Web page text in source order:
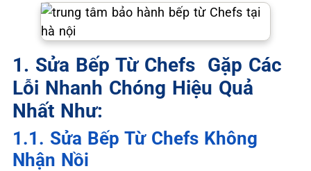
1. Sửa Bếp Từ Chefs Gặp Các
Lỗi Nhanh Chóng Hiệu Quả
Nhất Như:
1.1. Sửa Bếp Từ Chefs Không
Nhận Nồi